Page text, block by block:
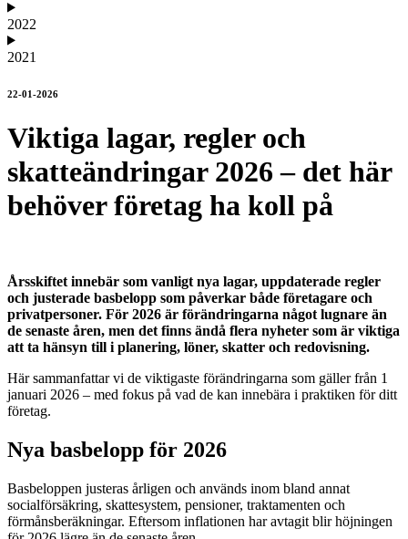
2022
2021
22-01-2026
Viktiga lagar, regler och
skatteändringar 2026 – det här
behöver företag ha koll på
Årsskiftet innebär som vanligt nya lagar, uppdaterade regler
och justerade basbelopp som påverkar både företagare och
privatpersoner. För 2026 är förändringarna något lugnare än
de senaste åren, men det finns ändå flera nyheter som är viktiga
att ta hänsyn till i planering, löner, skatter och redovisning.
Här sammanfattar vi de viktigaste förändringarna som gäller från 1
januari 2026 – med fokus på vad de kan innebära i praktiken för ditt
företag.
Nya basbelopp för 2026
Basbeloppen justeras årligen och används inom bland annat
socialförsäkring, skattesystem, pensioner, traktamenten och
förmånsberäkningar. Eftersom inflationen har avtagit blir höjningen